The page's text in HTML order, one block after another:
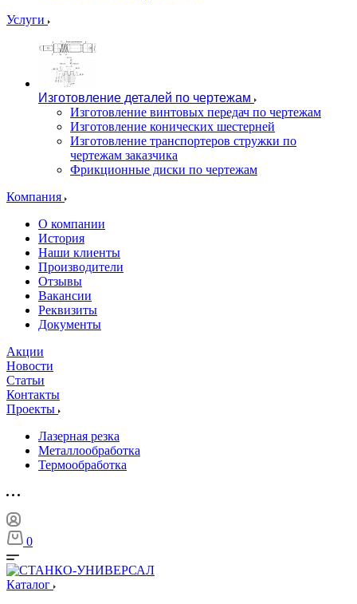
Услуги
Изготовление деталей по чертежам
Изготовление винтовых передач по чертежам
Изготовление конических шестерней
Изготовление транспортеров стружки по
чертежам заказчика
Фрикционные диски по чертежам
Компания
О компании
История
Наши клиенты
Производители
Отзывы
Вакансии
Реквизиты
Документы
Акции
Новости
Статьи
Контакты
Проекты
Лазерная резка
Металлообработка
Термообработка
0
Каталог